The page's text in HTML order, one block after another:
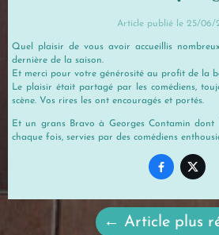
Article publié le 25/06/
Quel plaisir de vous avoir accueillis
dernière de la saison.
Et merci pour votre générosité au profit de la
Le plaisir était partagé par les comédiens,
scène. Vos rires les ont encouragés et portés.
Et un grans Bravo à Georges Contamin dont
chaque fois, servies par des comédiens
 
← Article plus